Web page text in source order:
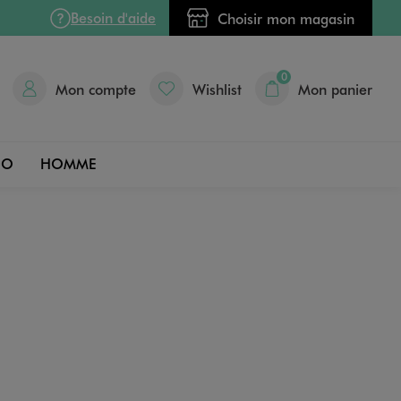
Besoin d'aide Choisir mon magasin
Mon compte Wishlist
0
Mon panier
HOMME